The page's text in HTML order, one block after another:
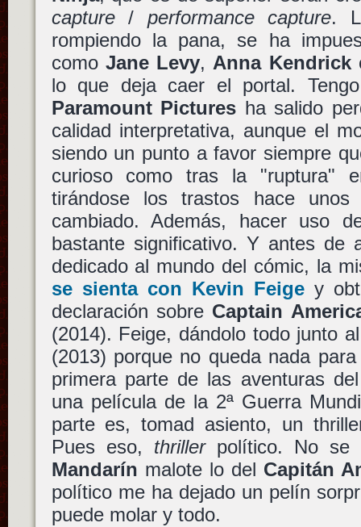
capture/ performance capture.
rompiendo la pana, se ha
como Jane Levy, Anna Kendrick
lo que deja caer el portal.
Paramount Pictures ha salido
calidad interpretativa, aunque el
siendo un punto a favor siempre
curioso como tras la "ruptura"
tirándose los trastos hace
cambiado. Además, hacer uso
bastante significativo. Y antes de
dedicado al mundo del cómic, la
se sienta con Kevin Feigey
declaración sobre Captain
(2014). Feige, dándolo todo junto
(2013) porque no queda nada
primera parte de las aventuras
una película de la 2ª Guerra
parte es, tomad asiento, un
Pues eso, thrillerpolítico. No se
Mandarín malote lo del Capitán
político me ha dejado un pelín
puede molar y todo.